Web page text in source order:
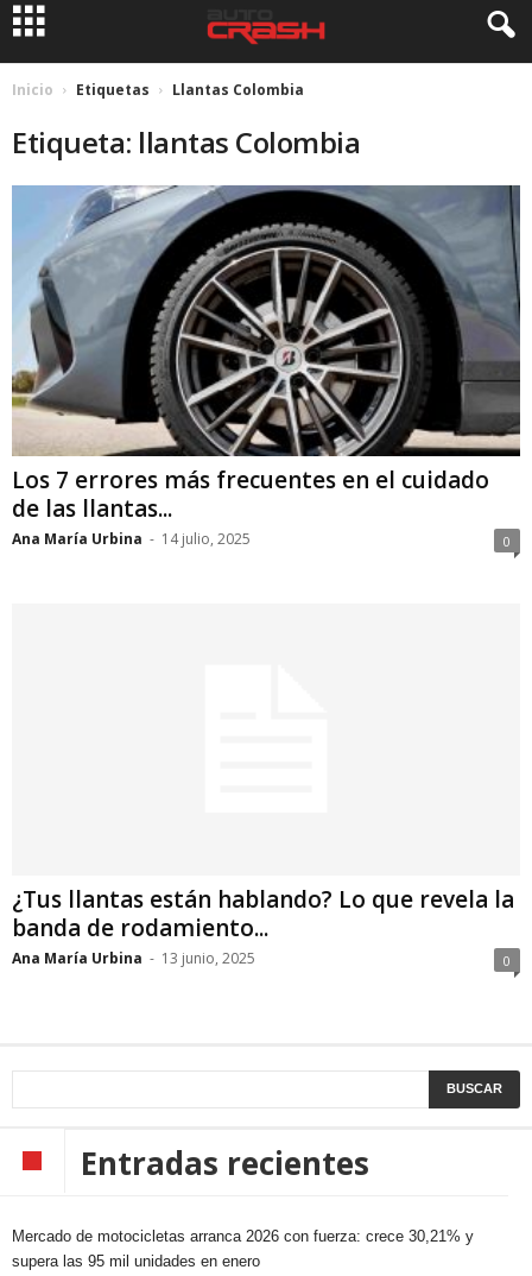
Inicio Etiquetas Llantas Colombia
Etiqueta: llantas Colombia
Los 7 errores más frecuentes en el cuidado
de las llantas...
Ana María Urbina - 14 julio, 2025 0
¿Tus llantas están hablando? Lo que revela la
banda de rodamiento...
Ana María Urbina - 13 junio, 2025 0
Entradas recientes
Mercado de motocicletas arranca 2026 con fuerza: crece 30,21% y
supera las 95 mil unidades en enero